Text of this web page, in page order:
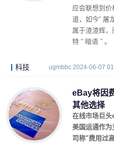
应会联想到
道，如今“ 屠
属于渣渣辉
特 “ 暗语 ” 。
科技 ugmbbc 2024-06-07
eBay将因
其他选择
在线市场巨
美国运通作为
司称"费用过